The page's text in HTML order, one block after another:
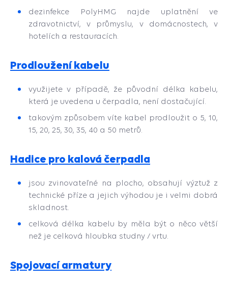
dezinfekce PolyHMG najde uplatnění ve
zdravotnictví, v průmyslu, v domácnostech, v
hotelích a restauracích.
Prodloužení kabelu
využijete v případě, že původní délka kabelu,
která je uvedena u čerpadla, není dostačující.
takovým způsobem víte kabel prodloužit o 5, 10,
15, 20, 25, 30, 35, 40 a 50 metrů.
Hadice pro kalová čerpadla
jsou zvinovateľné na plocho, obsahují výztuž z
technické příze a jejich výhodou je i velmi dobrá
skladnost.
celková délka kabelu by měla být o něco větší
než je celková hloubka studny / vrtu.
Spojovací armatury